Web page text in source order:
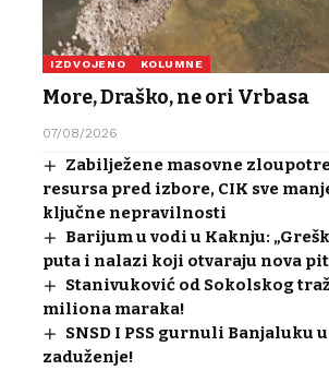
IZDVOJENO KOLUMNE
More, Draško, ne ori Vrbasa
07/08/2026
Zabilježene masovne
resursa pred izbore, CIK sve
ključne nepravilnosti
Barijum u vodi u Kaknju:
puta i nalazi koji otvaraju nova
Stanivuković od Sokolskog
miliona maraka!
SNSD I PSS gurnuli Banjaluku
zaduženje!